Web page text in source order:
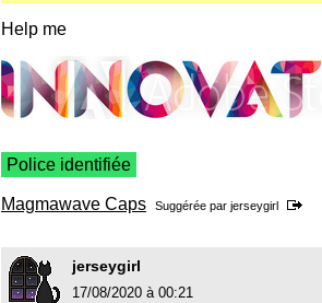
Help me
Police identifiée
Magmawave Caps Suggérée par jerseygirl
jerseygirl
17/08/2020 à 00:21